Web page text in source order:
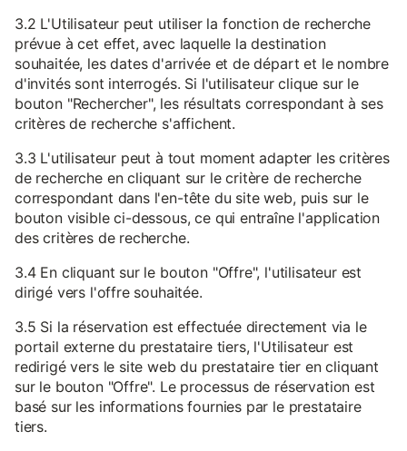
3.2 L'Utilisateur peut utiliser la fonction de recherche
prévue à cet effet, avec laquelle la destination
souhaitée, les dates d'arrivée et de départ et le nombre
d'invités sont interrogés. Si l'utilisateur clique sur le
bouton "Rechercher", les résultats correspondant à ses
critères de recherche s'affichent.
3.3 L'utilisateur peut à tout moment adapter les critères
de recherche en cliquant sur le critère de recherche
correspondant dans l'en-tête du site web, puis sur le
bouton visible ci-dessous, ce qui entraîne l'application
des critères de recherche.
3.4 En cliquant sur le bouton "Offre", l'utilisateur est
dirigé vers l'offre souhaitée.
3.5 Si la réservation est effectuée directement via le
portail externe du prestataire tiers, l'Utilisateur est
redirigé vers le site web du prestataire tier en cliquant
sur le bouton "Offre". Le processus de réservation est
basé sur les informations fournies par le prestataire
tiers.